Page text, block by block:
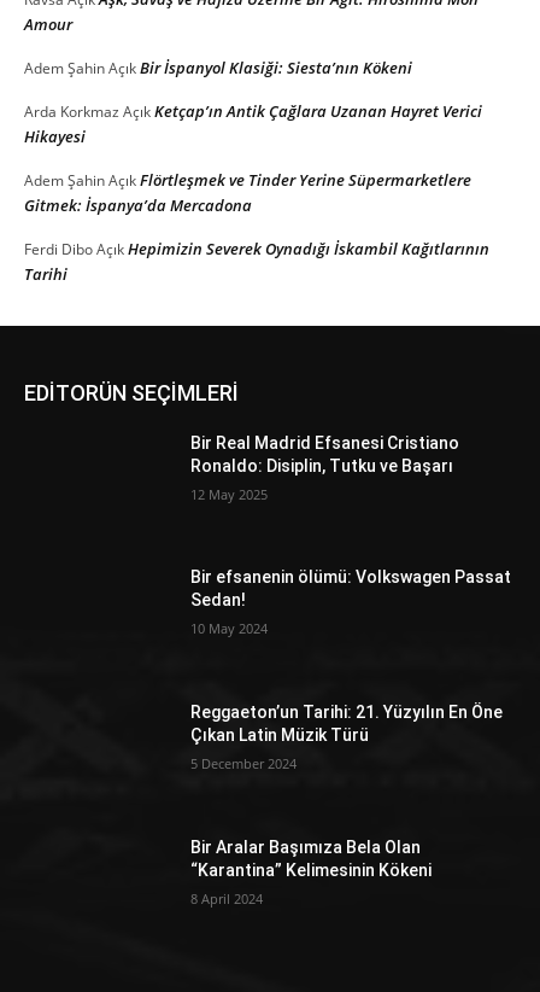
Amour
Adem ŞahinAçıkBir İspanyol Klasiği: Siesta’nın Kökeni
Arda Korkmaz AçıkKetçap’ın Antik Çağlara Uzanan Hayret Verici
Hikayesi
Adem ŞahinAçıkFlörtleşmek ve Tinder Yerine Süpermarketlere
Gitmek: İspanya’da Mercadona
Ferdi DiboAçıkHepimizin Severek Oynadığı İskambil Kağıtlarının
Tarihi
EDİTORÜN SEÇİMLERİ
Bir Real Madrid Efsanesi Cristiano
Ronaldo: Disiplin, Tutku ve Başarı
12 May 2025
Bir efsanenin ölümü: Volkswagen Passat
Sedan!
10 May 2024
Reggaeton’un Tarihi: 21. Yüzyılın En Öne
Çıkan Latin Müzik Türü
5 December 2024
Bir Aralar Başımıza Bela Olan
“Karantina” Kelimesinin Kökeni
8 April 2024